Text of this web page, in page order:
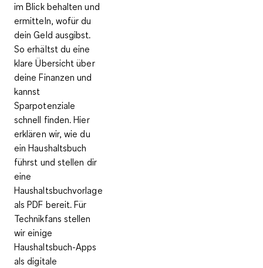
im Blick behalten und
ermitteln, wofür du
dein Geld ausgibst.
So erhältst du eine
klare Übersicht über
deine Finanzen und
kannst
Sparpotenziale
schnell finden. Hier
erklären wir, wie du
ein Haushaltsbuch
führst und stellen dir
eine
Haushaltsbuchvorlage
als PDF bereit. Für
Technikfans stellen
wir einige
Haushaltsbuch-Apps
als digitale